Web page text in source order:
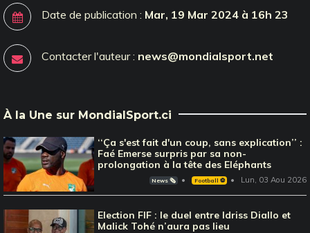
Date de publication : Mar, 19 Mar 2024 à 16h 23
Contacter l'auteur : news@mondialsport.net
À la Une sur MondialSport.ci
‘‘Ça s'est fait d'un coup, sans explication’’ :
Faé Emerse surpris par sa non-
prolongation à la tête des Eléphants
News 🗞️ Football ⚽️ Lun, 03 Aou 2026
Election FIF : le duel entre Idriss Diallo et
Malick Tohé n’aura pas lieu